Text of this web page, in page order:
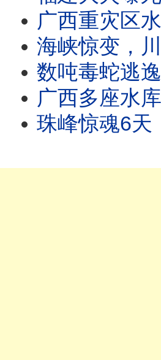
广西重灾区水深6米，当局大举“抓
海峡惊变，川普宣布终结备忘录；美重
数吨毒蛇逃逸肆虐灾区多人被咬！亡者
广西多座水库突溃坝，传万人
珠峰惊魂6天：全队拆梯判他